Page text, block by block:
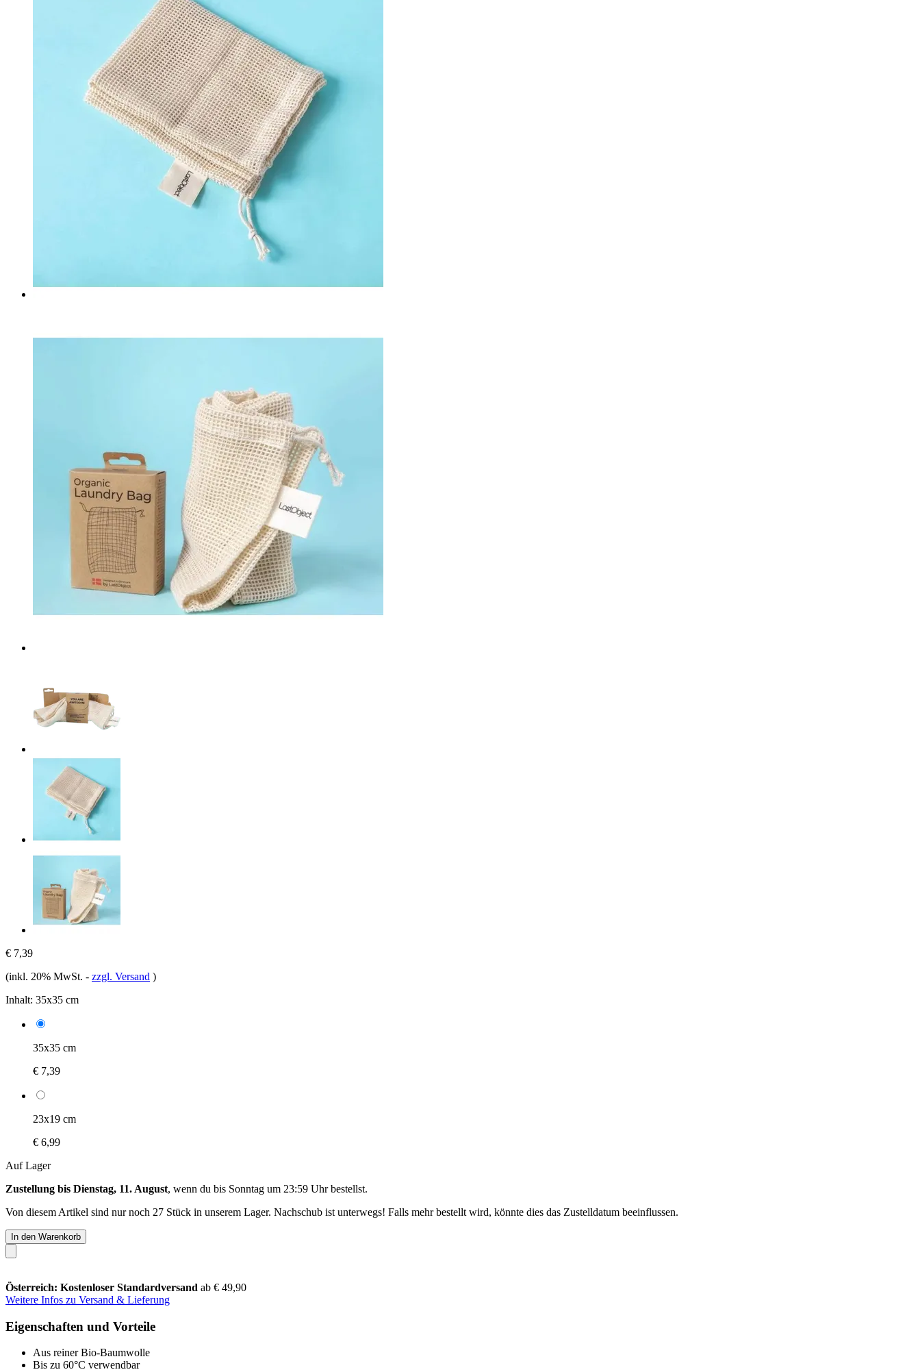
€ 7,39
(inkl. 20% MwSt. - zzgl. Versand )
Inhalt: 35x35 cm
35x35 cm
€ 7,39
23x19 cm
€ 6,99
Auf Lager
Zustellung bis Dienstag, 11. August, wenn du bis Sonntag um 23:59 Uhrbestellst.
Von diesem Artikel sind nur noch 27 Stück in unserem Lager. Nachschub ist unterwegs! Falls mehr bestellt wird, könnte dies das Zustelldatum beeinflussen.
In den Warenkorb
Österreich: Kostenloser Standardversand ab € 49,90
Weitere Infos zu Versand & Lieferung
Eigenschaften und Vorteile
Aus reiner Bio-Baumwolle
Bis zu 60°C verwendbar